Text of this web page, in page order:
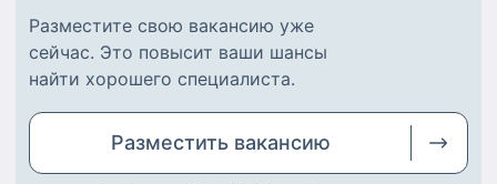
Разместите свою вакансию уже
сейчас. Это повысит ваши шансы
найти хорошего специалиста.
Разместить вакансию